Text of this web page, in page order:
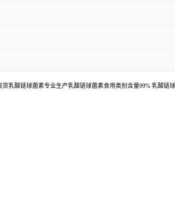
乳酸链球菌素专业生产乳酸链球菌素食用类别含量99% 乳酸链